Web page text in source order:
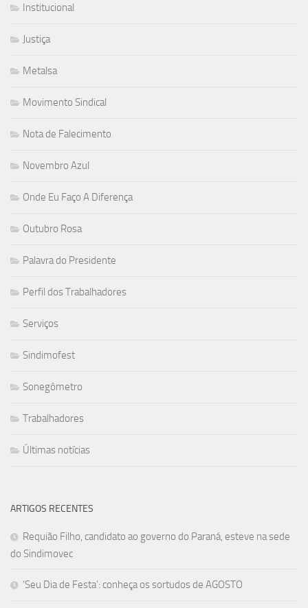
Institucional
Justiça
Metalsa
Movimento Sindical
Nota de Falecimento
Novembro Azul
Onde Eu Faço A Diferença
Outubro Rosa
Palavra do Presidente
Perfil dos Trabalhadores
Serviços
Sindimofest
Sonegômetro
Trabalhadores
Últimas notícias
ARTIGOS RECENTES
Requião Filho, candidato ao governo do Paraná, esteve na sede
do Sindimovec
‘Seu Dia de Festa’: conheça os sortudos de AGOSTO